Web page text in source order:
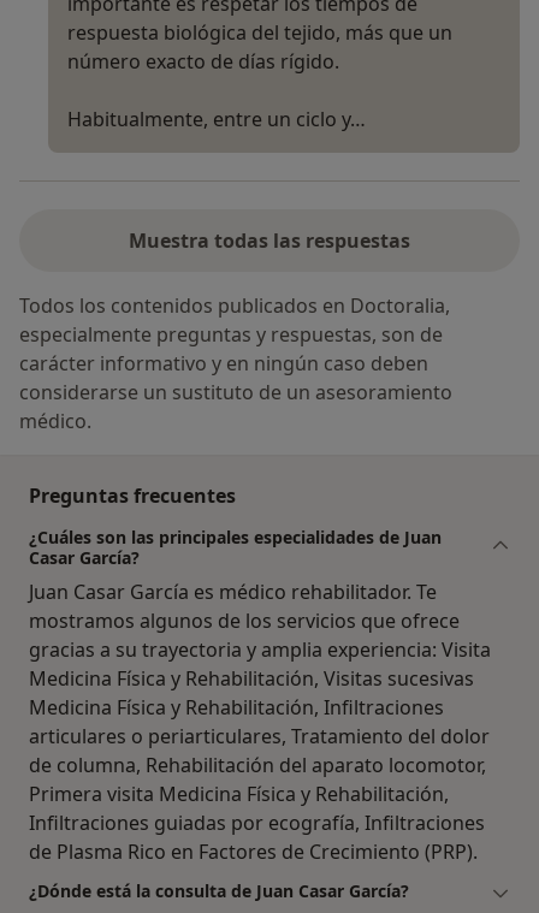
respuesta biológica del tejido, más que un
número exacto de días rígido.
Habitualmente, entre un ciclo y…
Muestra todas las respuestas
Todos los contenidos publicados en Doctoralia,
especialmente preguntas y respuestas, son de
carácter informativo y en ningún caso deben
considerarse un sustituto de un asesoramiento
médico.
Preguntas frecuentes
¿Cuáles son las principales especialidades de Juan
Casar García?
Juan Casar García es médico rehabilitador. Te
mostramos algunos de los servicios que ofrece
gracias a su trayectoria y amplia experiencia: Visita
Medicina Física y Rehabilitación, Visitas sucesivas
Medicina Física y Rehabilitación, Infiltraciones
articulares o periarticulares, Tratamiento del dolor
de columna, Rehabilitación del aparato locomotor,
Primera visita Medicina Física y Rehabilitación,
Infiltraciones guiadas por ecografía, Infiltraciones
de Plasma Rico en Factores de Crecimiento (PRP).
¿Dónde está la consulta de Juan Casar García?